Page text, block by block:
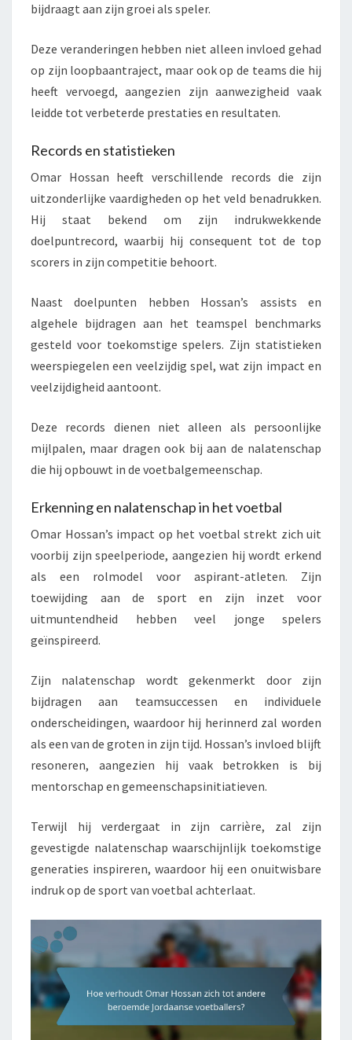
bijdraagt aan zijn groei als speler.
Deze veranderingen hebben niet alleen invloed gehad
op zijn loopbaantraject, maar ook op de teams die hij
heeft vervoegd, aangezien zijn aanwezigheid vaak
leidde tot verbeterde prestaties en resultaten.
Records en statistieken
Omar Hossan heeft verschillende records die zijn
uitzonderlijke vaardigheden op het veld benadrukken.
Hij staat bekend om zijn indrukwekkende
doelpuntrecord, waarbij hij consequent tot de top
scorers in zijn competitie behoort.
Naast doelpunten hebben Hossan’s assists en
algehele bijdragen aan het teamspel benchmarks
gesteld voor toekomstige spelers. Zijn statistieken
weerspiegelen een veelzijdig spel, wat zijn impact en
veelzijdigheid aantoont.
Deze records dienen niet alleen als persoonlijke
mijlpalen, maar dragen ook bij aan de nalatenschap
die hij opbouwt in de voetbalgemeenschap.
Erkenning en nalatenschap in het voetbal
Omar Hossan’s impact op het voetbal strekt zich uit
voorbij zijn speelperiode, aangezien hij wordt erkend
als een rolmodel voor aspirant-atleten. Zijn
toewijding aan de sport en zijn inzet voor
uitmuntendheid hebben veel jonge spelers
geïnspireerd.
Zijn nalatenschap wordt gekenmerkt door zijn
bijdragen aan teamsuccessen en individuele
onderscheidingen, waardoor hij herinnerd zal worden
als een van de groten in zijn tijd. Hossan’s invloed blijft
resoneren, aangezien hij vaak betrokken is bij
mentorschap en gemeenschapsinitiatieven.
Terwijl hij verdergaat in zijn carrière, zal zijn
gevestigde nalatenschap waarschijnlijk toekomstige
generaties inspireren, waardoor hij een onuitwisbare
indruk op de sport van voetbal achterlaat.